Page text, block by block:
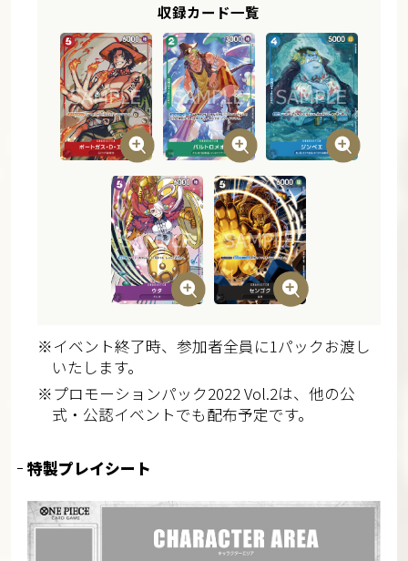
収録カード一覧
※イベント終了時、参加者全員に1パックお渡し
いたします。
※プロモーションパック2022 Vol.2は、他の公
式・公認イベントでも配布予定です。
特製プレイシート